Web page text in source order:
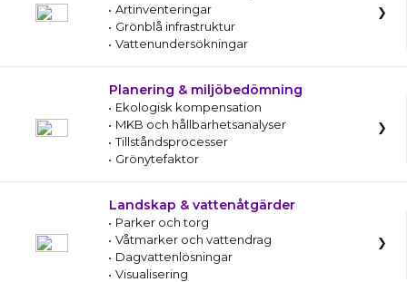
Artinventeringar
Grönblå infrastruktur
Vattenundersökningar
Planering & miljöbedömning
Ekologisk kompensation
MKB och hållbarhetsanalyser
Tillståndsprocesser
Grönytefaktor
Landskap & vattenåtgärder
Parker och torg
Våtmarker och vattendrag
Dagvattenlösningar
Visualisering